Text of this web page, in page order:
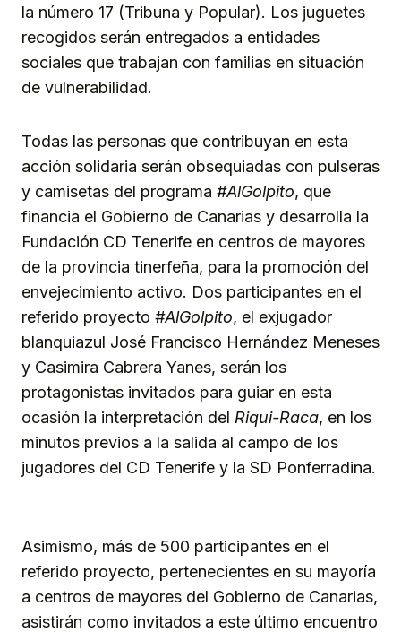
la número 17 (Tribuna y Popular). Los juguetes
recogidos serán entregados a entidades
sociales que trabajan con familias en situación
de vulnerabilidad.
Todas las personas que contribuyan en esta
acción solidaria serán obsequiadas con pulseras
y camisetas del programa #AlGolpito, que
financia el Gobierno de Canarias y desarrolla la
Fundación CD Tenerife en centros de mayores
de la provincia tinerfeña, para la promoción del
envejecimiento activo. Dos participantes en el
referido proyecto #AlGolpito, el exjugador
blanquiazul José Francisco Hernández Meneses
y Casimira Cabrera Yanes, serán los
protagonistas invitados para guiar en esta
ocasión la interpretación del Riqui-Raca, en los
minutos previos a la salida al campo de los
jugadores del CD Tenerife y la SD Ponferradina.
Asimismo, más de 500 participantes en el
referido proyecto, pertenecientes en su mayoría
a centros de mayores del Gobierno de Canarias,
asistirán como invitados a este último encuentro